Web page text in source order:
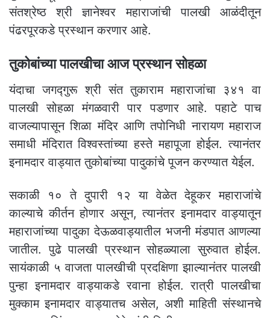
संतश्रेष्ठ श्री ज्ञानेश्वर महाराजांची पालखी आळंदीतून
पंढरपूरकडे प्रस्थान करणार आहे.
तुकोबांच्या पालखीचा आज प्रस्थान सोहळा
यंदाचा जगद्गुरू श्री संत तुकाराम महाराजांचा ३४१ वा
पालखी सोहळा मंगळवारी पार पडणार आहे. पहाटे पाच
वाजल्यापासून शिळा मंदिर आणि तपोनिधी नारायण महाराज
समाधी मंदिरात विश्वस्तांच्या हस्ते महापूजा होईल. त्यानंतर
इनामदार वाड्यात तुकोबांच्या पादुकांचे पूजन करण्यात येईल.
सकाळी १० ते दुपारी १२ या वेळेत देहूकर महाराजांचे
काल्याचे कीर्तन होणार असून, त्यानंतर इनामदार वाड्यातून
महाराजांच्या पादुका देऊळवाड्यातील भजनी मंडपात आणल्या
जातील. पुढे पालखी प्रस्थान सोहळ्याला सुरुवात होईल.
सायंकाळी ५ वाजता पालखीची प्रदक्षिणा झाल्यानंतर पालखी
पुन्हा इनामदार वाड्याकडे रवाना होईल. रात्री पालखीचा
मुक्काम इनामदार वाड्यातच असेल, अशी माहिती संस्थानचे